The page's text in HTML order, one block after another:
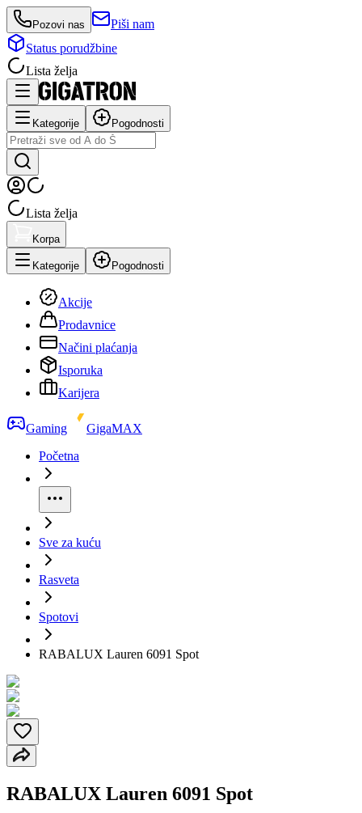
Pozovi nas
Piši nam
Status porudžbine
Lista želja
Kategorije Pogodnosti
Lista želja
Korpa
Kategorije Pogodnosti
Akcije
Prodavnice
Načini plaćanja
Isporuka
Karijera
Gaming
GigaMAX
Početna
Sve za kuću
Rasveta
Spotovi
RABALUX Lauren 6091 Spot
RABALUX Lauren 6091 Spot